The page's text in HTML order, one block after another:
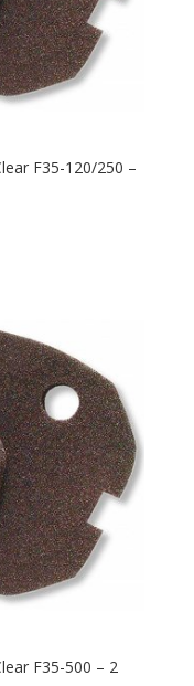
F35-120/250 –
F35-500 – 2